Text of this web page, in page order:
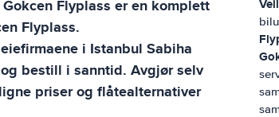
Flyplass er en komplett
Flyplass.
i Istanbul Sabiha
bestill i sanntid. Avgjør selv
priser og flåtealternativer